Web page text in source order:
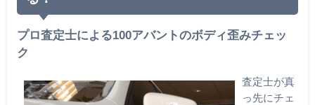
プロ査定士による100アバントのボディ歪みチェッ
ク
査定士が真
っ先にチェ